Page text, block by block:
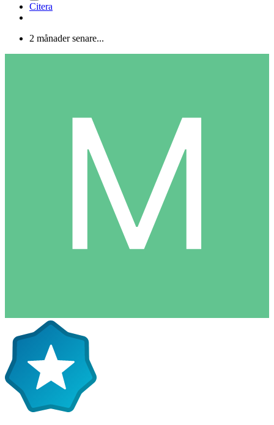
Citera
2 månader senare...